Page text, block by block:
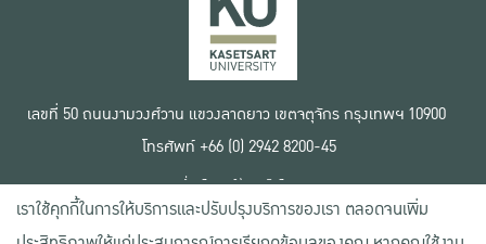
เลขที่ 50 ถนนงามวงศ์วาน แขวงลาดยาว เขตจตุจักร กรุงเทพฯ 10900
โทรศัพท์ +66 (0) 2942 8200-45
เงื่อนไขการใช้งานเว็บไซต์
ข้อตกลงด้านสิทธิ์ใช้งาน
นโยบายความเป็นส่วนตัว
เราใช้คุกกี้ในการให้บริการและปรับปรุงบริการของเรา ตลอดจนเพิ่ม